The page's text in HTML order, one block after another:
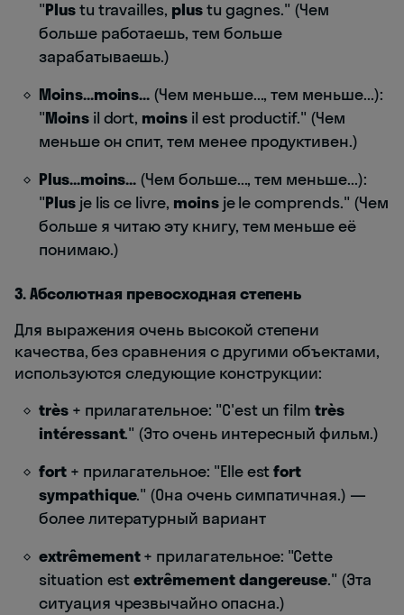
"Plustu travailles, plustu gagnes." (Чем
больше работаешь, тем больше
зарабатываешь.)
Moins...moins... (Чем меньше..., тем меньше...):
"Moinsil dort, moinsil est productif." (Чем
меньше он спит, тем менее продуктивен.)
Plus...moins... (Чем больше..., тем меньше...):
"Plusje lis ce livre, moinsje le comprends." (Чем
больше я читаю эту книгу, тем меньше её
понимаю.)
3. Абсолютная превосходная степень
Для выражения очень высокой степени
качества, без сравнения с другими объектами,
используются следующие конструкции:
très+ прилагательное: "C'est un filmtrès
intéressant." (Это очень интересный фильм.)
fort+ прилагательное: "Elle estfort
sympathique." (Она очень симпатичная.) —
более литературный вариант
extrêmement+ прилагательное: "Cette
situation estextrêmement dangereuse." (Эта
ситуация чрезвычайно опасна.)